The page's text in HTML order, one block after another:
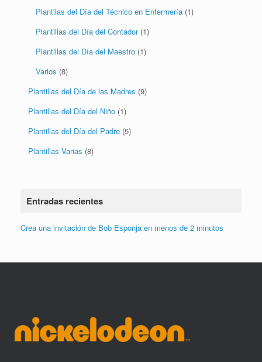
Plantilas del Día del Técnico en Enfermería (1)
Plantillas del Día del Contador (1)
Plantillas del Día del Maestro (1)
Varios (8)
Plantillas del Día de las Madres (9)
Plantillas del Día del Niño (1)
Plantillas del Día del Padre (5)
Plantillas Varias (8)
Entradas recientes
Crea una invitación de Bob Esponja en menos de 2 minutos